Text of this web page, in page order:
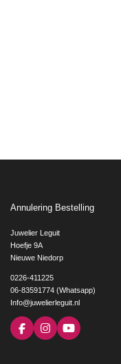
Annulering Bestelling
Juwelier Leguit
Hoefje 9A
Nieuwe Niedorp
0226-411225
06-83591774 (Whatsapp)
Info@juwelierleguit.nl
F
a
I
n
Y
o